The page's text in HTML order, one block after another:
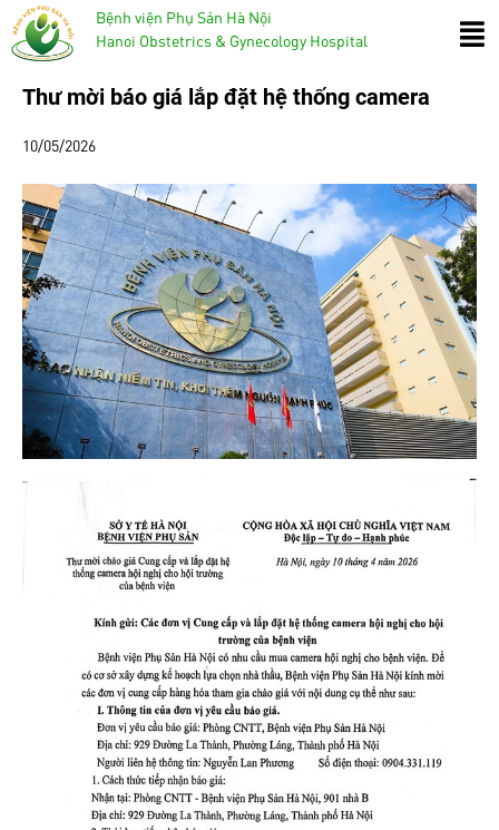
Bệnh viện Phụ Sản Hà Nội
Hanoi Obstetrics & Gynecology Hospital
Thư mời báo giá lắp đặt hệ thống camera
10/05/2026